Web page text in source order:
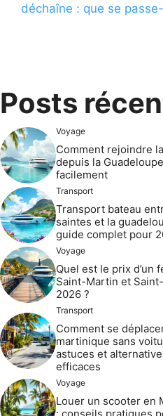
déchaîne : que se
Posts
Voyage
Comment rejoindre
depuis la Guadeloupe
facilement
Transport
Transport bateau
saintes et la
guide complet pour
Voyage
Quel est le prix d’un
Saint-Martin et
2026 ?
Transport
Comment se
martinique sans
astuces et
efficaces
Voyage
Louer un scooter en